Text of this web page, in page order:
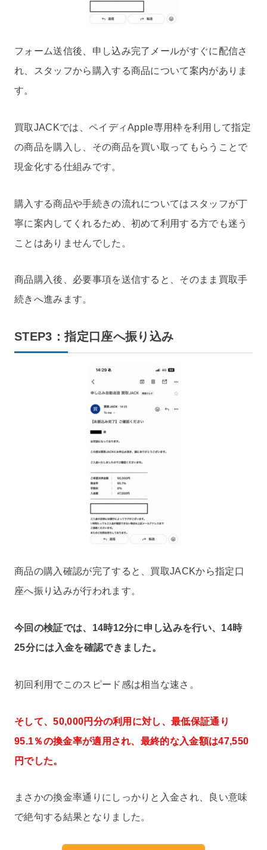
フォーム送信後、申し込み完了メールがすぐに配信さ
れ、スタッフから購入する商品について案内がありま
す。
買取JACKでは、ペイディApple専用枠を利用して指定
の商品を購入し、その商品を買い取ってもらうことで
現金化する仕組みです。
購入する商品や手続きの流れについてはスタッフが丁
寧に案内してくれるため、初めて利用する方でも迷う
ことはありませんでした。
商品購入後、必要事項を送信すると、そのまま買取手
続きへ進みます。
STEP3：指定口座へ振り込み
商品の購入確認が完了すると、買取JACKから指定口
座へ振り込みが行われます。
今回の検証では、14時12分に申し込みを行い、14時
25分には入金を確認できました。
初回利用でこのスピード感は相当な速さ。
そして、50,000円分の利用に対し、最低保証通り
95.1％の換金率が適用され、最終的な入金額は47,550
円でした。
まさかの換金率通りにしっかりと入金され、良い意味
で絶句する結果となりました。